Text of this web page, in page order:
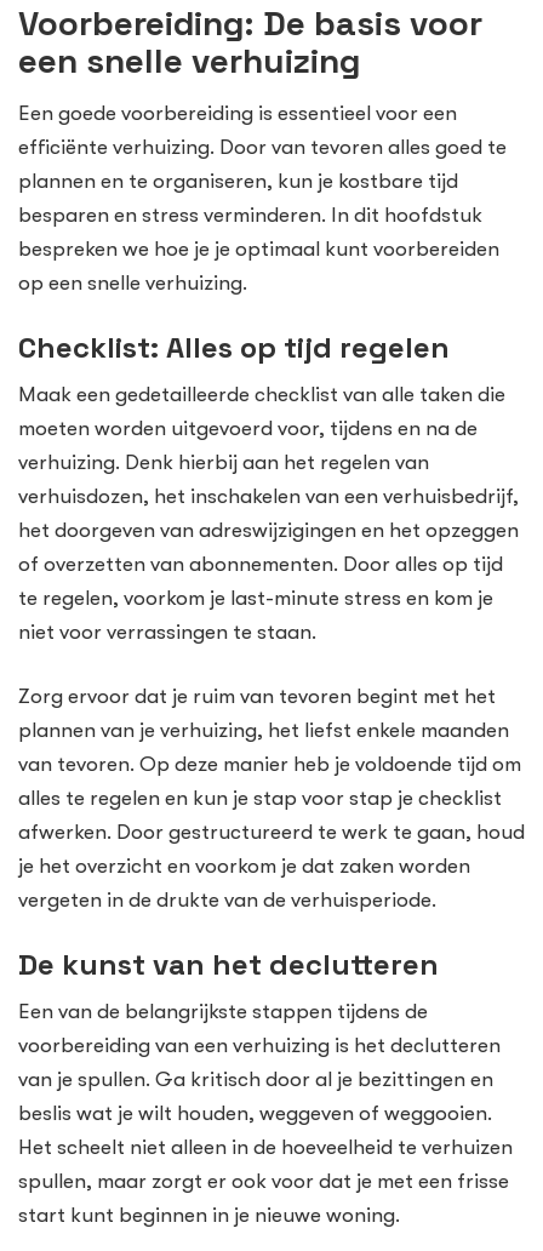
Voorbereiding: De basis voor
een snelle verhuizing
Een goede voorbereiding is essentieel voor een
efficiënte verhuizing. Door van tevoren alles goed te
plannen en te organiseren, kun je kostbare tijd
besparen en stress verminderen. In dit hoofdstuk
bespreken we hoe je je optimaal kunt voorbereiden
op een snelle verhuizing.
Checklist: Alles op tijd regelen
Maak een gedetailleerde checklist van alle taken die
moeten worden uitgevoerd voor, tijdens en na de
verhuizing. Denk hierbij aan het regelen van
verhuisdozen, het inschakelen van een verhuisbedrijf,
het doorgeven van adreswijzigingen en het opzeggen
of overzetten van abonnementen. Door alles op tijd
te regelen, voorkom je last-minute stress en kom je
niet voor verrassingen te staan.
Zorg ervoor dat je ruim van tevoren begint met het
plannen van je verhuizing, het liefst enkele maanden
van tevoren. Op deze manier heb je voldoende tijd om
alles te regelen en kun je stap voor stap je checklist
afwerken. Door gestructureerd te werk te gaan, houd
je het overzicht en voorkom je dat zaken worden
vergeten in de drukte van de verhuisperiode.
De kunst van het declutteren
Een van de belangrijkste stappen tijdens de
voorbereiding van een verhuizing is het declutteren
van je spullen. Ga kritisch door al je bezittingen en
beslis wat je wilt houden, weggeven of weggooien.
Het scheelt niet alleen in de hoeveelheid te verhuizen
spullen, maar zorgt er ook voor dat je met een frisse
start kunt beginnen in je nieuwe woning.